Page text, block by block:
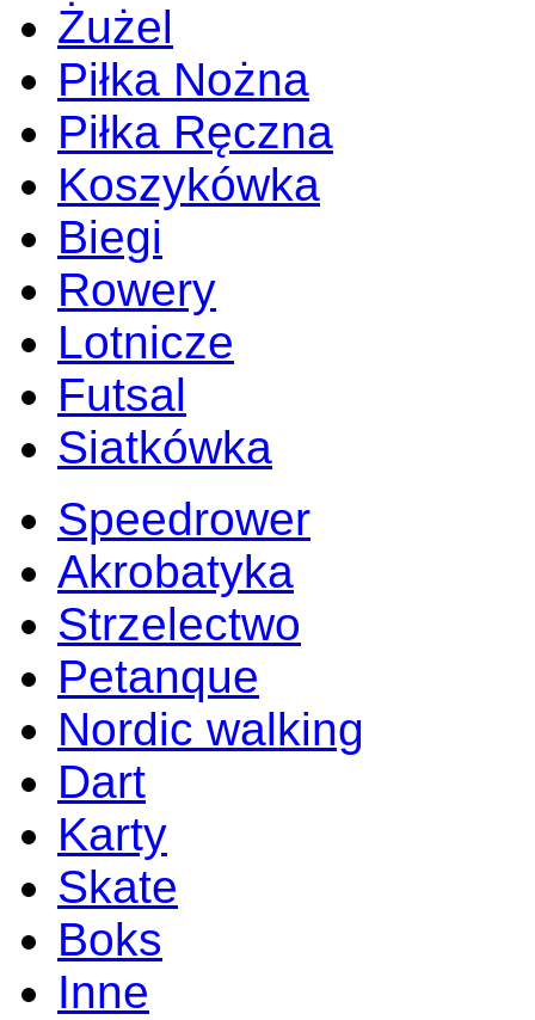
Żużel
Piłka Nożna
Piłka Ręczna
Koszykówka
Biegi
Rowery
Lotnicze
Futsal
Siatkówka
Speedrower
Akrobatyka
Strzelectwo
Petanque
Nordic walking
Dart
Karty
Skate
Boks
Inne